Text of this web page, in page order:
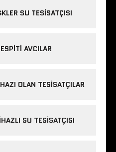
SU TESISATÇISI
AVCILAR
OLAN TESISATÇILAR
SU TESISATÇISI